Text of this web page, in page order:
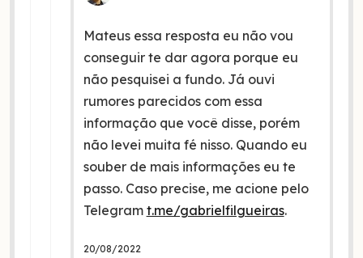
Mateus essa resposta eu não vou
conseguir te dar agora porque eu
não pesquisei a fundo. Já ouvi
rumores parecidos com essa
informação que você disse, porém
não levei muita fé nisso. Quando eu
souber de mais informações eu te
passo. Caso precise, me acione pelo
Telegram t.me/gabrielfilgueiras.
20/08/2022